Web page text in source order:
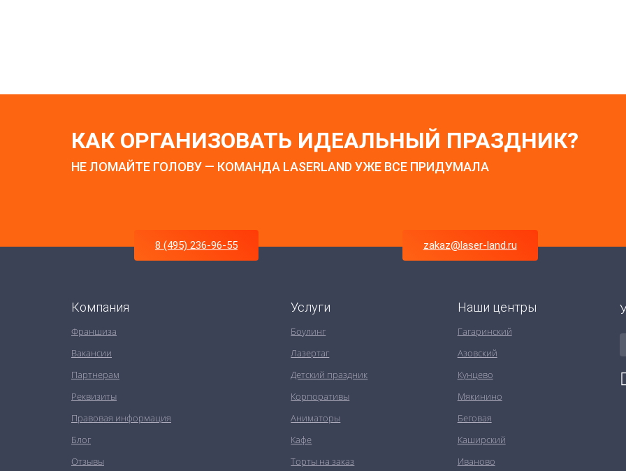
КАК ОРГАНИЗОВАТЬ ИДЕАЛЬНЫЙ ПРАЗДНИК?
НЕ ЛОМАЙТЕ ГОЛОВУ — КОМАНДА LASERLAND УЖЕ ВСЕ ПРИДУМАЛА
8 (495) 236-96-55 zakaz@laser-land.ru
Компания
Франшиза
Вакансии
Партнерам
Реквизиты
Правовая информация
Блог
Отзывы
Услуги
Боулинг
Лазертаг
Детский праздник
Корпоративы
Аниматоры
Кафе
Торты на заказ
Наши центры
Гагаринский
Азовский
Кунцево
Мякинино
Беговая
Каширский
Иваново